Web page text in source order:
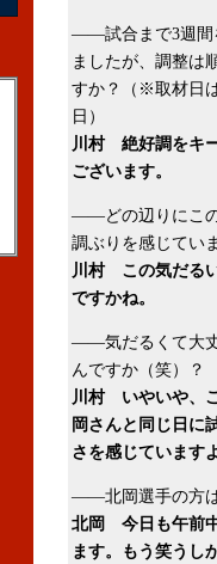
――試合まで3週間
ましたが、調整は
すか？（※取材日
日）
川村 絶好調をキ
ございます。
――どの辺りにこ
調ぶりを感じてい
川村 この気だる
ですかね。
――気だるくて大
んですか（笑）？
川村 いやいや、
岡さんと同じ日に
さを感じています
――北岡選手の方
北岡 今日も午前
ます。もう笑うし